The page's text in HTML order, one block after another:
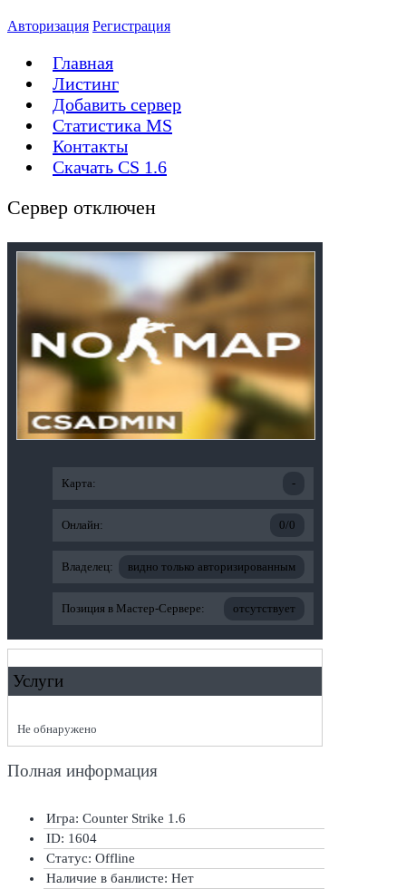
Авторизация Регистрация
Главная
Листинг
Добавить сервер
Статистика MS
Контакты
Скачать CS 1.6
Сервер отключен
Карта: -
Онлайн: 0/0
Владелец: видно только авторизированным
Позиция в Мастер-Сервере: отсутствует
Услуги
Не обнаружено
Полная информация
Игра: Counter Strike 1.6
ID: 1604
Статус: Offline
Наличие в банлисте: Нет